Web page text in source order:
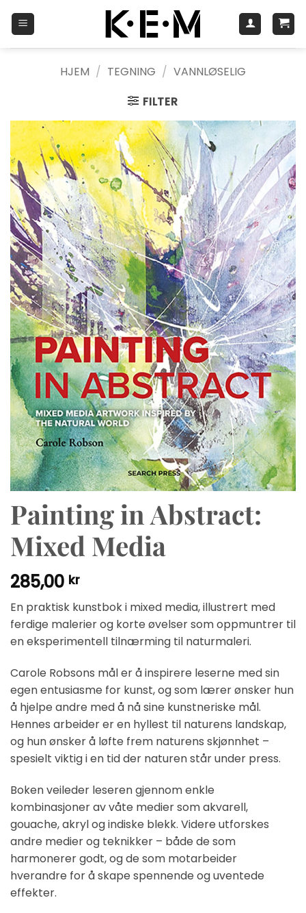
HJEM / TEGNING / VANNLØSELIG
FILTER
Painting in Abstract:
Mixed Media
285,00 kr
En praktisk kunstbok i mixed media, illustrert med
ferdige malerier og korte øvelser som oppmuntrer til
en eksperimentell tilnærming til naturmaleri.
Carole Robsons mål er å inspirere leserne med sin
egen entusiasme for kunst, og som lærer ønsker hun
å hjelpe andre med å nå sine kunstneriske mål.
Hennes arbeider er en hyllest til naturens landskap,
og hun ønsker å løfte frem naturens skjønnhet –
spesielt viktig i en tid der naturen står under press.
Boken veileder leseren gjennom enkle
kombinasjoner av våte medier som akvarell,
gouache, akryl og indiske blekk. Videre utforskes
andre medier og teknikker – både de som
harmonerer godt, og de som motarbeider
hverandre for å skape spennende og uventede
effekter.